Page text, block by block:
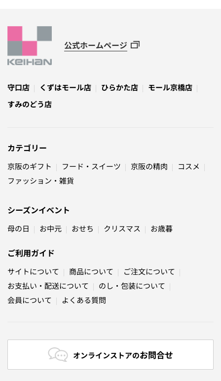
公式ホームページ
守口店 くずはモール店 ひらかた店
モール京橋店
すみのどう店
カテゴリー
京阪のギフト フード・スイーツ 京阪の精肉
コスメ
ファッション・雑貨
シーズンイベント
母の日 お中元 おせち クリスマス お歳暮
ご利用ガイド
サイトについて 商品について
ご注文について
お支払い・配送について
のし・包装について
会員について
よくある質問
オンラインストアのお問合せ